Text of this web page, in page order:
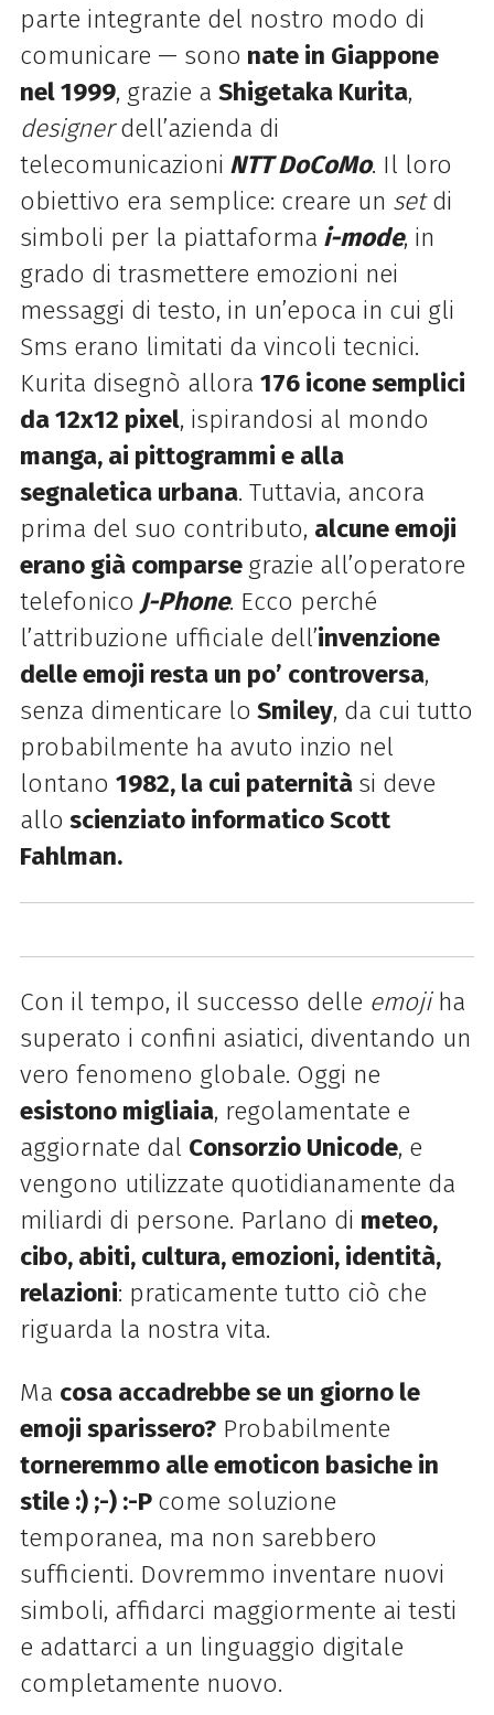
parte integrante del nostro modo di
comunicare — sono nate in Giappone
nel 1999, grazie a Shigetaka Kurita,
designerdell’azienda di
telecomunicazioni NTT DoCoMo. Il loro
obiettivo era semplice: creare un setdi
simboli per la piattaforma i-mode, in
grado di trasmettere emozioni nei
messaggi di testo, in un’epoca in cui gli
Sms erano limitati da vincoli tecnici.
Kurita disegnò allora 176 icone semplici
da 12x12 pixel, ispirandosi al mondo
manga, ai pittogrammi e alla
segnaletica urbana. Tuttavia, ancora
prima del suo contributo, alcune emoji
erano già comparse grazie all’operatore
telefonico J-Phone. Ecco perché
l’attribuzione ufficiale dell’invenzione
delle emoji resta un po’ controversa,
senza dimenticare lo Smiley, da cui tutto
probabilmente ha avuto inzio nel
lontano 1982, la cui paternità si deve
allo scienziato informatico Scott
Fahlman.
Con il tempo, il successo delle emojiha
superato i confini asiatici, diventando un
vero fenomeno globale. Oggi ne
esistono migliaia, regolamentate e
aggiornate dal Consorzio Unicode, e
vengono utilizzate quotidianamente da
miliardi di persone. Parlano di meteo,
cibo, abiti, cultura, emozioni, identità,
relazioni: praticamente tutto ciò che
riguarda la nostra vita.
Ma cosa accadrebbe se un giorno le
emoji sparissero? Probabilmente
torneremmo alle emoticon basiche in
stile :) ;-) :-P come soluzione
temporanea, ma non sarebbero
sufficienti. Dovremmo inventare nuovi
simboli, affidarci maggiormente ai testi
e adattarci a un linguaggio digitale
completamente nuovo.